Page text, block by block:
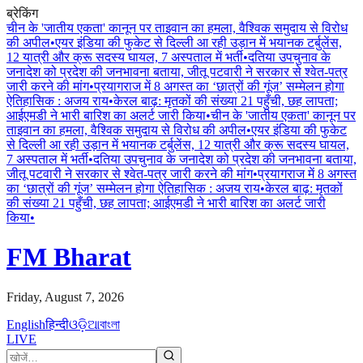
ब्रेकिंग
चीन के 'जातीय एकता' कानून पर ताइवान का हमला, वैश्विक समुदाय से विरोध
की अपील•एयर इंडिया की फुकेट से दिल्ली आ रही उड़ान में भयानक टर्बुलेंस,
12 यात्री और क्रू सदस्य घायल, 7 अस्पताल में भर्ती•दतिया उपचुनाव के
जनादेश को प्रदेश की जनभावना बताया, जीतू पटवारी ने सरकार से श्वेत-पत्र
जारी करने की मांग•प्रयागराज में 8 अगस्त का ‘छात्रों की गूंज’ सम्मेलन होगा
ऐतिहासिक : अजय राय•केरल बाढ़: मृतकों की संख्या 21 पहुँची, छह लापता;
आईएमडी ने भारी बारिश का अलर्ट जारी किया•चीन के 'जातीय एकता' कानून पर
ताइवान का हमला, वैश्विक समुदाय से विरोध की अपील•एयर इंडिया की फुकेट
से दिल्ली आ रही उड़ान में भयानक टर्बुलेंस, 12 यात्री और क्रू सदस्य घायल,
7 अस्पताल में भर्ती•दतिया उपचुनाव के जनादेश को प्रदेश की जनभावना बताया,
जीतू पटवारी ने सरकार से श्वेत-पत्र जारी करने की मांग•प्रयागराज में 8 अगस्त
का ‘छात्रों की गूंज’ सम्मेलन होगा ऐतिहासिक : अजय राय•केरल बाढ़: मृतकों
की संख्या 21 पहुँची, छह लापता; आईएमडी ने भारी बारिश का अलर्ट जारी
किया•
FM Bharat
Friday, August 7, 2026
Englishहिन्दीଓଡ଼ିଆবাংলা
LIVE